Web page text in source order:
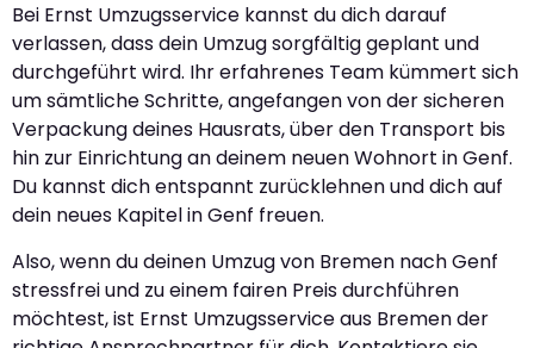
Bei Ernst Umzugsservice kannst du dich darauf
verlassen, dass dein Umzug sorgfältig geplant und
durchgeführt wird. Ihr erfahrenes Team kümmert sich
um sämtliche Schritte, angefangen von der sicheren
Verpackung deines Hausrats, über den Transport bis
hin zur Einrichtung an deinem neuen Wohnort in Genf.
Du kannst dich entspannt zurücklehnen und dich auf
dein neues Kapitel in Genf freuen.
Also, wenn du deinen Umzug von Bremen nach Genf
stressfrei und zu einem fairen Preis durchführen
möchtest, ist Ernst Umzugsservice aus Bremen der